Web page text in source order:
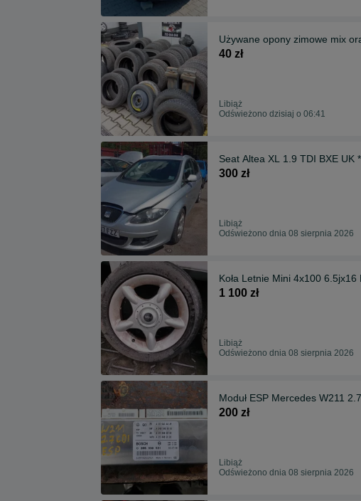
Używane opony zimowe mix
40 zł
Libiąż
Odświeżono dzisiaj o 06:41
Seat Altea XL 1.9 TDI BXE UK
300 zł
Libiąż
Odświeżono dnia 08 sierpnia 2026
Koła Letnie Mini 4x100
1 100 zł
Libiąż
Odświeżono dnia 08 sierpnia 2026
Moduł ESP Mercedes W211
200 zł
Libiąż
Odświeżono dnia 08 sierpnia 2026